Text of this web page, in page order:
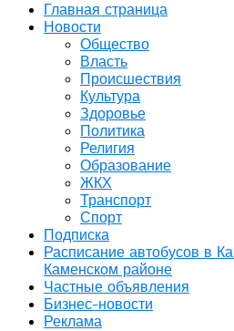
Главная страница
Новости
Общество
Власть
Происшествия
Культура
Здоровье
Политика
Религия
Образование
ЖКХ
Транспорт
Спорт
Подписка
Расписание автобусов в
Каменском районе
Частные объявления
Бизнес-новости
Реклама